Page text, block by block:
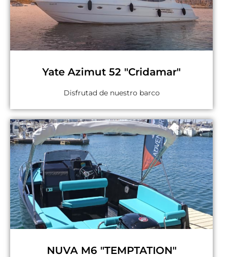
Yate Azimut 52 "Cridamar"
Disfrutad de nuestro barco
NUVA M6 "TEMPTATION"